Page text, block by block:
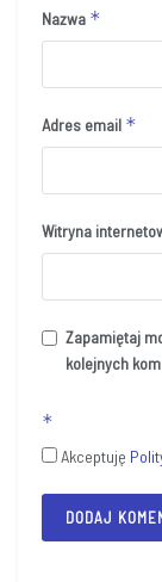
Nazwa *
Adres email *
Witryna
Zapamiętaj
kolejnych
*
Akceptuję